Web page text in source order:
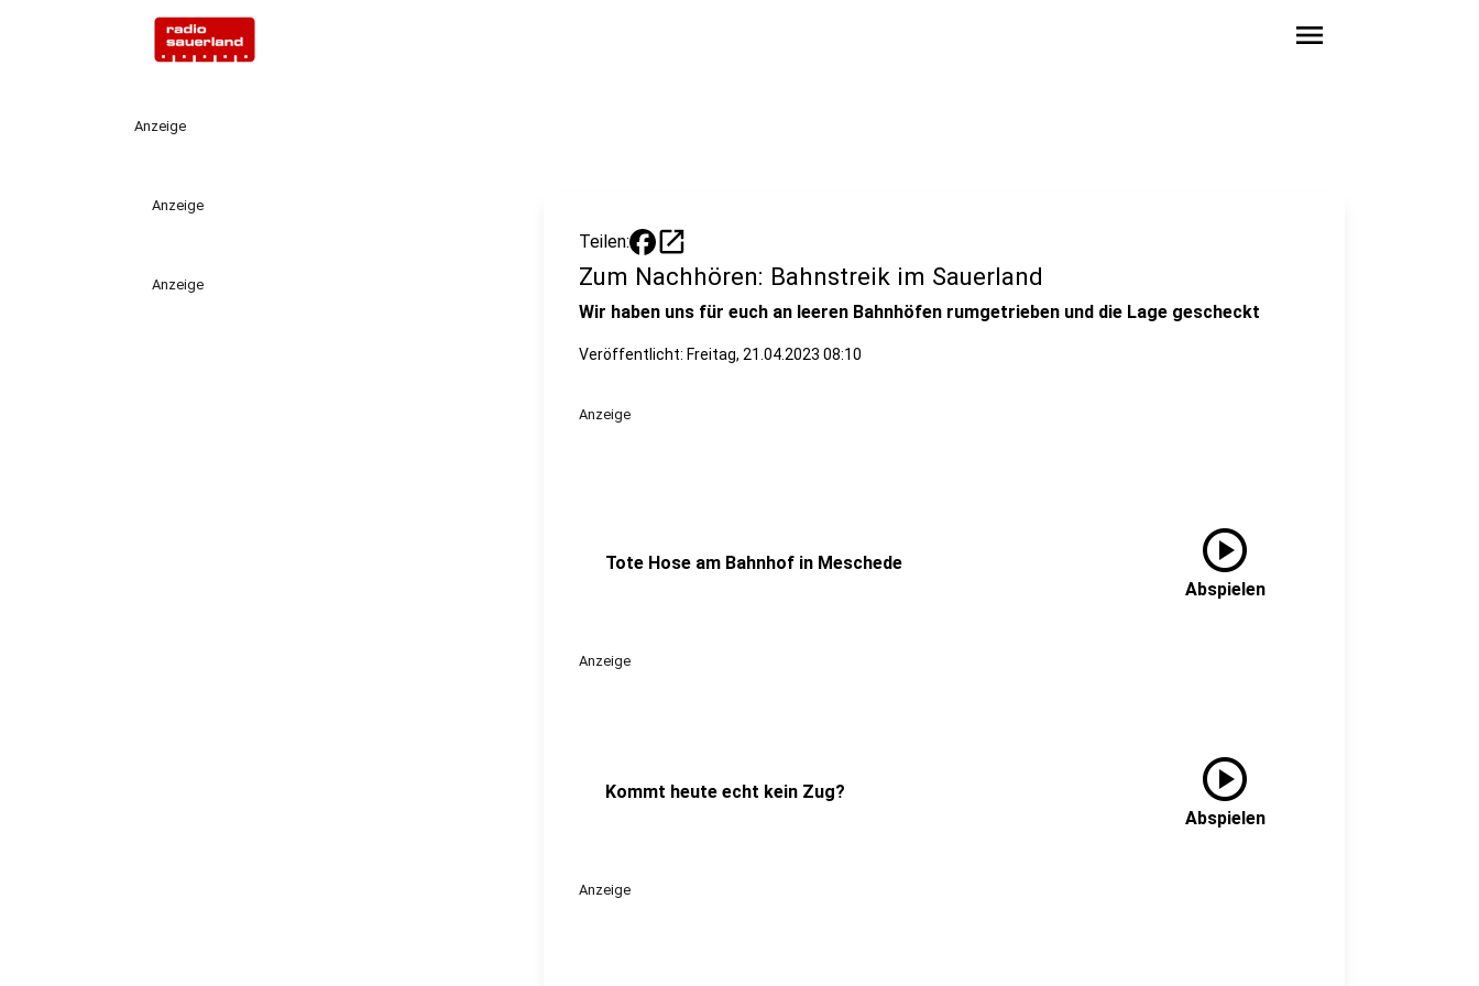
menu
Anzeige
Anzeige
Anzeige
Teilen: open_in_new
Zum Nachhören: Bahnstreik im Sauerland
Wir haben uns für euch an leeren Bahnhöfen rumgetrieben und die Lage gescheckt
Veröffentlicht: Freitag, 21.04.2023 08:10
Anzeige
Tote Hose am Bahnhof in Meschede play_circle
Abspielen
Anzeige
Kommt heute echt kein Zug? play_circle
Abspielen
Anzeige